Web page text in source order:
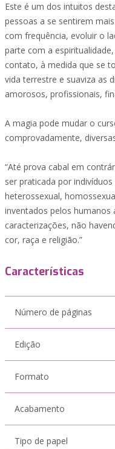
Este é um dos intuitos
pessoas a se sentirem
com frequência, evoluir o
parte com a
contato, à medida que se
vida terrestre e suaviza as
amorosos, profissionais,
A magia pode mudar o
comprovadamente,
“Até prova cabal em
ser praticada por
heterossexual,
inventados pelos humanos
caracterizações, não
cor, raça e religião.”
Características
Número de páginas
Edição
Formato
Acabamento
Tipo de papel